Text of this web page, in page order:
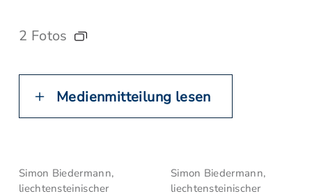
2 Fotos
Medienmitteilung lesen
Simon Biedermann,
liechtensteinischer
Simon Biedermann,
liechtensteinischer